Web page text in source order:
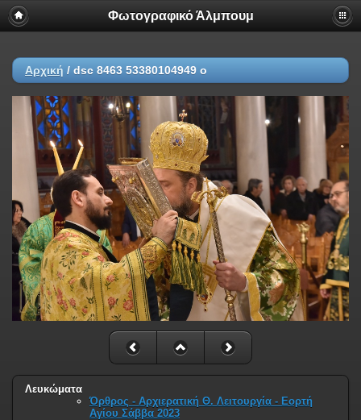
Φωτογραφικό Άλμπουμ
Αρχική / dsc 8463 53380104949 o
Λευκώματα
Όρθρος - Αρχιερατική Θ. Λειτουργία - Εορτή
Αγίου Σάββα 2023